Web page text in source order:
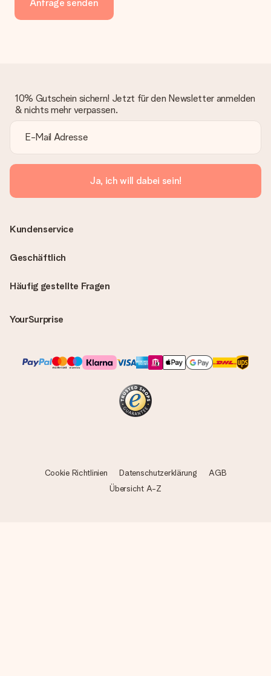
Anfrage senden
10% Gutschein sichern! Jetzt für den Newsletter anmelden
& nichts mehr verpassen.
Ja, ich will dabei sein!
Häufig gestellte Fragen
YourSurprise
Kundenservice
Geschäftlich
Cookie Richtlinien Datenschutzerklärung
AGB
Übersicht A-Z